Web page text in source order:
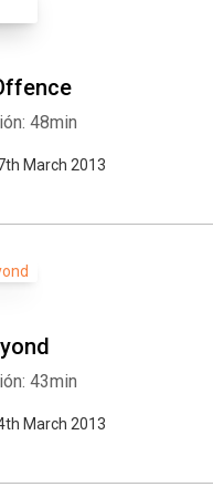
48min
March 2013
43min
March 2013